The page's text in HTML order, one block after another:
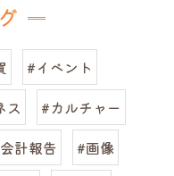
#イベント
ス
#カルチャー
計報告 #画像